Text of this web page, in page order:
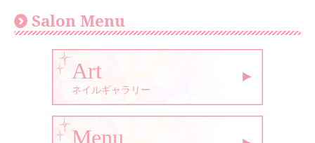
Salon Menu
Art
ネイルギャラリー
Menu